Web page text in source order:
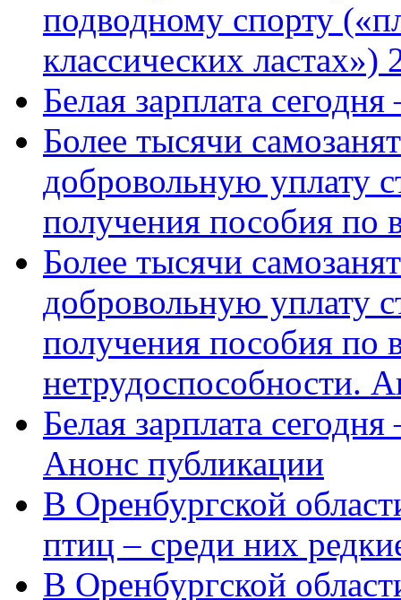
подводному спорту
классических ластах»)
Белая зарплата
Более тысячи
добровольную уплату
получения пособия по
Более тысячи
добровольную уплату
получения пособия по
нетрудоспособности.
Белая зарплата
Анонс публикации
В Оренбургской
птиц – среди них
В Оренбургской